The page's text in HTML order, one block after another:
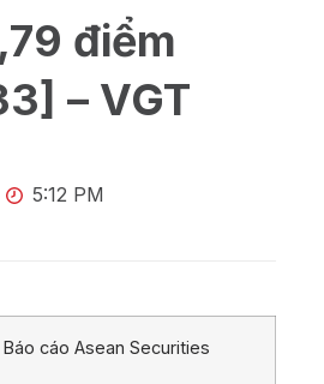
điểm
– VGT
5:12 PM
Báo cáo Asean Securities